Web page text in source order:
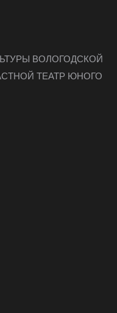
ВОЛОГОДСКОЙ
ТЕАТР ЮНОГО